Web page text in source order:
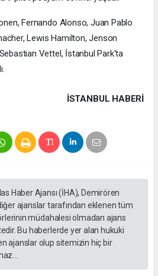
Fernando Alonso, Juan Pablo
Lewis Hamilton, Jenson
Vettel, İstanbul Park'ta
İSTANBUL HABERİ
Haber Ajansı (İHA), Demirören
ajanslar tarafından eklenen tüm
müdahalesi olmadan ajans
Bu haberlerde yer alan hukuki
ajanslar olup sitemizin hiç bir